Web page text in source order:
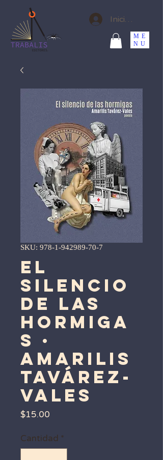
Iniciar sesión
ME
NU
SKU: 978-1-942989-70-7
El
silencio
de las
hormiga
s ·
Amarilis
Tavárez-
Vales
$15.00
Cantidad *